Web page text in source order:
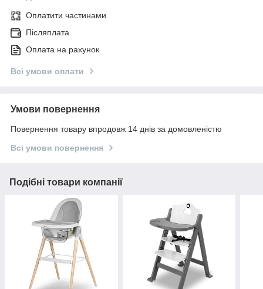
Оплатити частинами
Післяплата
Оплата на рахунок
Всі умови оплати
Умови повернення
Повернення товару впродовж 14 днів за домовленістю
Всі умови повернення
Подібні товари компанії